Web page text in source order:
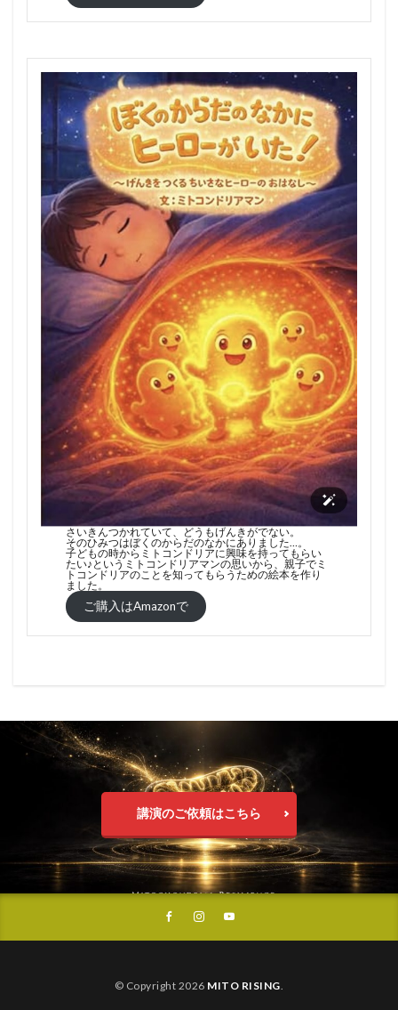
さいきんつかれていて、どうもげんきがでない。
そのひみつはぼくのからだのなかにありました…。
子どもの時からミトコンドリアに興味を持ってもらい
たい♪というミトコンドリアマンの思いから、親子でミ
トコンドリアのことを知ってもらうための絵本を作り
ました。
ご購入はAmazonで
講演のご依頼はこちら
© Copyright 2026 MITO RISING